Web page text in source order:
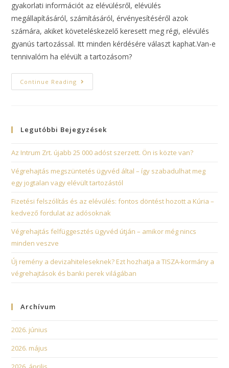
gyakorlati információt az elévülésről, elévülés
megállapításáról, számításáról, érvényesítéséről azok
számára, akiket követeléskezelő keresett meg régi, elévülés
gyanús tartozással. Itt minden kérdésére választ kaphat.Van-e
tennivalóm ha elévült a tartozásom?
Continue Reading
Legutóbbi Bejegyzések
Az Intrum Zrt. újabb 25 000 adóst szerzett. Ön is közte van?
Végrehajtás megszüntetés ügyvéd által – így szabadulhat meg
egy jogtalan vagy elévült tartozástól
Fizetési felszólítás és az elévülés: fontos döntést hozott a Kúria –
kedvező fordulat az adósoknak
Végrehajtás felfüggesztés ügyvéd útján – amikor még nincs
minden veszve
Új remény a devizahiteleseknek? Ezt hozhatja a TISZA-kormány a
végrehajtások és banki perek világában
Archívum
2026. június
2026. május